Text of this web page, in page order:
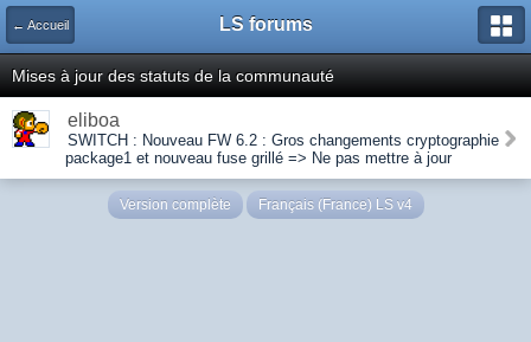
← Accueil LS forums
Mises à jour des statuts de la communauté
eliboa
SWITCH : Nouveau FW 6.2 : Gros changements cryptographie
package1 et nouveau fuse grillé => Ne pas mettre à jour
Version complète Français (France) LS v4